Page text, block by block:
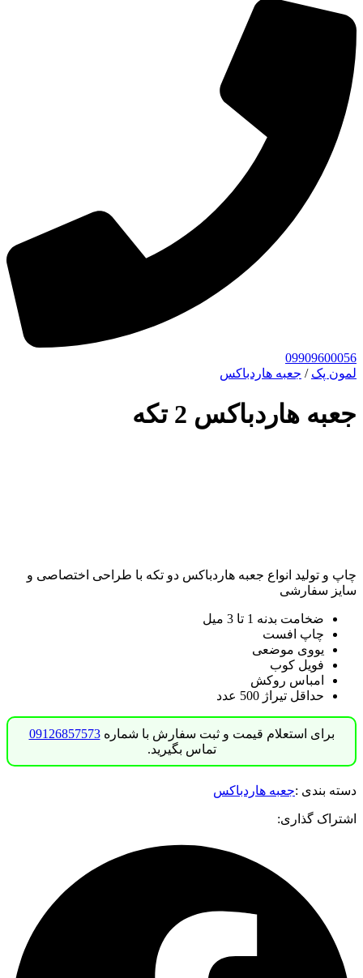
09909600056
لمون پک / جعبه هاردباکس
جعبه هاردباکس 2 تکه
چاپ و تولید انواع جعبه هاردباکس دو تکه با طراحی اختصاصی و
سایز سفارشی
ضخامت بدنه 1 تا 3 میل
چاپ افست
یووی موضعی
فویل کوب
امباس روکش
حداقل تیراژ 500 عدد
برای استعلام قیمت و ثبت سفارش با شماره09126857573
تماس بگیرید.
دسته بندی :جعبه هاردباکس
اشتراک گذاری: